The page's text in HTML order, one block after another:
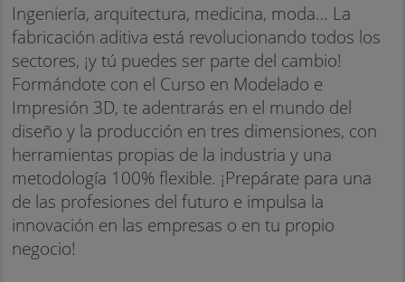
Ingeniería, arquitectura, medicina, moda… La
fabricación aditiva está revolucionando todos los
sectores, ¡y tú puedes ser parte del cambio!
Formándote con el Curso en Modelado e
Impresión 3D, te adentrarás en el mundo del
diseño y la producción en tres dimensiones, con
herramientas propias de la industria y una
metodología 100% flexible. ¡Prepárate para una
de las profesiones del futuro e impulsa la
innovación en las empresas o en tu propio
negocio!